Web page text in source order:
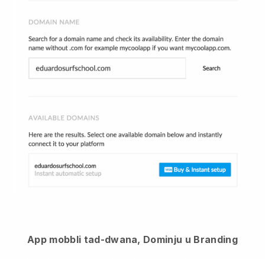
App mobbli tad-dwana, Dominju u Branding